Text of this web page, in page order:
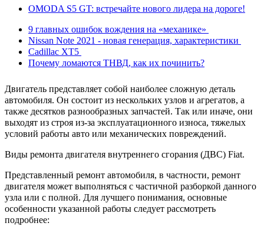
OMODA S5 GT: встречайте нового лидера на дороге!
9 главных ошибок вождения на «механике»
Nissan Note 2021 - новая генерация, характеристики
Cadillac XT5
Почему ломаются ТНВД, как их починить?
Двигатель представляет собой наиболее сложную деталь
автомобиля. Он состоит из нескольких узлов и агрегатов, а
также десятков разнообразных запчастей. Так или иначе, они
выходят из строя из-за эксплуатационного износа, тяжелых
условий работы авто или механических повреждений.
Виды ремонта двигателя внутреннего сгорания (ДВС) Fiat.
Представленный ремонт автомобиля, в частности, ремонт
двигателя может выполняться с частичной разборкой данного
узла или с полной. Для лучшего понимания, основные
особенности указанной работы следует рассмотреть
подробнее: